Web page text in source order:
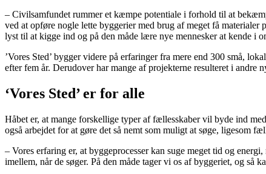
– Civilsamfundet rummer et kæmpe potentiale i forhold til at
ved at opføre nogle lette byggerier med brug af meget få
lyst til at kigge ind og på den måde lære nye mennesker at kende i
’Vores Sted’ bygger videre på erfaringer fra mere end 300 små,
efter fem år. Derudover har mange af projekterne resulteret i andre
‘Vores Sted’ er for alle
Håbet er, at mange forskellige typer af fællesskaber vil byde ind
også arbejdet for at gøre det så nemt som muligt at søge, ligesom
– Vores erfaring er, at byggeprocesser kan suge meget tid og
imellem, når de søger. På den måde tager vi os af byggeriet, og så